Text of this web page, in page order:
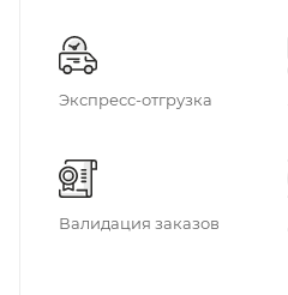
Экспресс-отгрузка
Валидация заказов